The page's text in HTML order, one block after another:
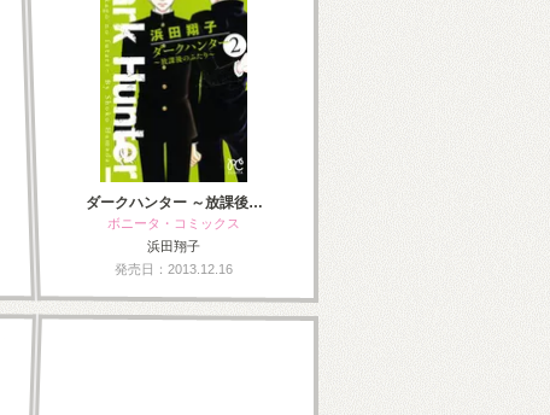
ダークハンター ～放課後…
ボニータ・コミックス
浜田翔子
発売日：2013.12.16